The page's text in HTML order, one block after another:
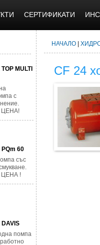
СЕРТИФИКАТИ
MULTI
с
60
със
!
помпа
НАЧАЛО
CF 24